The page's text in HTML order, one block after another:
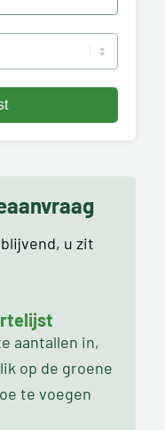
u zit
aantallen in,
op de groene
te voegen